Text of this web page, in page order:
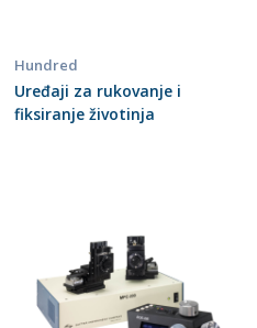
Hundred
Uređaji za rukovanje i
fiksiranje životinja